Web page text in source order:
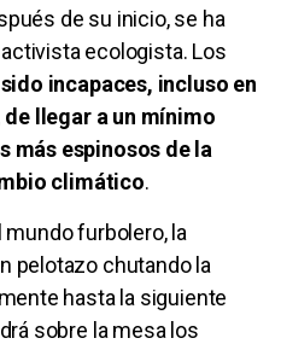
de su inicio, se ha
ecologista. Los
incapaces, incluso en
llegar a un mínimo
más espinosos de la
climático.
furbolero, la
pelotazo chutando la
hasta la siguiente
sobre la mesa los